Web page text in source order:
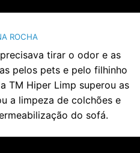
ROCHA
tirar o odor e as
pelos pets e pelo filhinho
TM Hiper Limp superou as
a limpeza de colchões e
do sofá.